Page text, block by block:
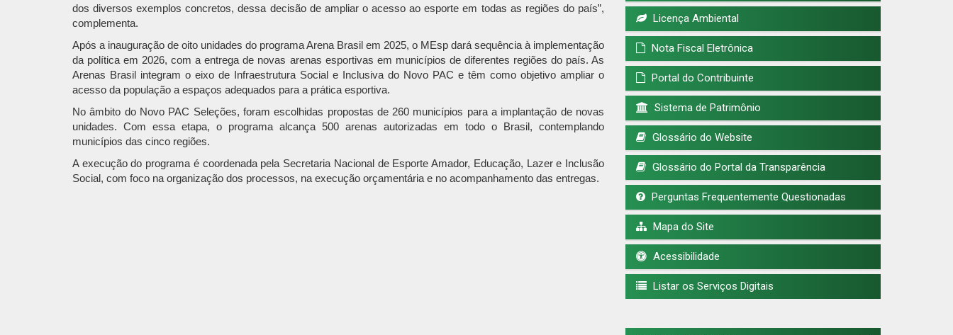
dos diversos exemplos concretos, dessa decisão de ampliar o acesso ao esporte em todas as regiões do país”,
complementa.
Após a inauguração de oito unidades do programa Arena Brasil em 2025, o MEsp dará sequência à implementação
da política em 2026, com a entrega de novas arenas esportivas em municípios de diferentes regiões do país. As
Arenas Brasil integram o eixo de Infraestrutura Social e Inclusiva do Novo PAC e têm como objetivo ampliar o
acesso da população a espaços adequados para a prática esportiva.
No âmbito do Novo PAC Seleções, foram escolhidas propostas de 260 municípios para a implantação de novas
unidades. Com essa etapa, o programa alcança 500 arenas autorizadas em todo o Brasil, contemplando
municípios das cinco regiões.
A execução do programa é coordenada pela Secretaria Nacional de Esporte Amador, Educação, Lazer e Inclusão
Social, com foco na organização dos processos, na execução orçamentária e no acompanhamento das entregas.
Licença Ambiental
Nota Fiscal Eletrônica
Portal do Contribuinte
Sistema de Patrimônio
Glossário do Website
Glossário do Portal da Transparência
Perguntas Frequentemente Questionadas
Mapa do Site
Acessibilidade
Listar os Serviços Digitais